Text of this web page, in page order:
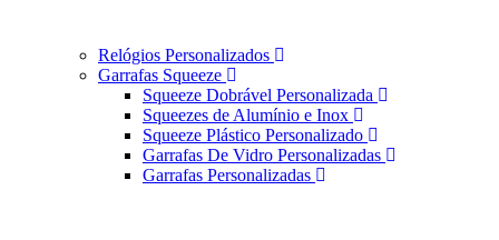
Relógios Personalizados
Garrafas Squeeze
Squeeze Dobrável Personalizada
Squeezes de Alumínio e Inox
Squeeze Plástico Personalizado
Garrafas De Vidro Personalizadas
Garrafas Personalizadas